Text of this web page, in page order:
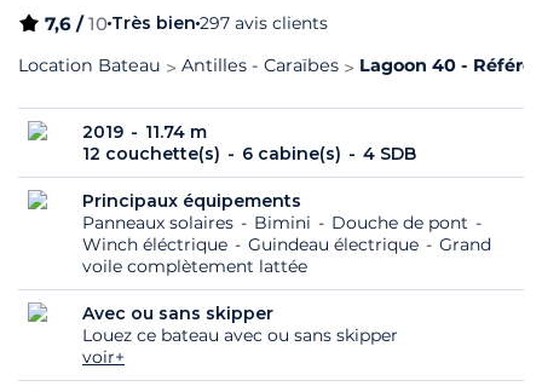
7,6 /10 Très bien 297 avis clients
Location Bateau
Antilles - Caraïbes Lagoon 40 -
2019
11.74 m
12 couchette(s)
6 cabine(s) 4 SDB
Principaux équipements
Panneaux solaires
Bimini
Douche de pont
Winch éléctrique
Guindeau électrique
Grand
voile complètement lattée
Avec ou sans skipper
Louez ce bateau avec ou sans skipper
voir+